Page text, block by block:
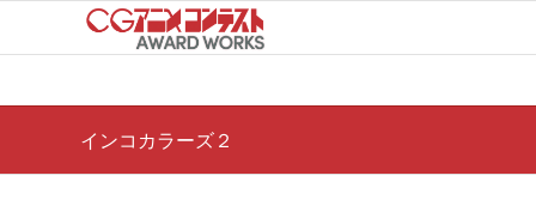
インコカラーズ２